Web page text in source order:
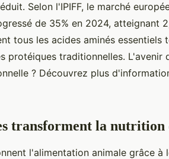
Selon l'IPIFF, le marché
de 35% en 2024, atteignant
tous les acides aminés essentiels
protéiques traditionnelles. L'avenir
? Découvrez plus
transforment la nutrition
l'alimentation animale grâce à